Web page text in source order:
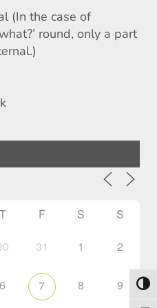
(In the case of
round, only a part
T F S S
31 1 2
6 7 8 9